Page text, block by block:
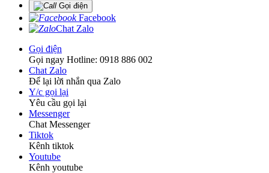
Gọi điện
Facebook
Chat Zalo
Gọi điện
Gọi ngay Hotline: 0918 886 002
Chat Zalo
Để lại lời nhắn qua Zalo
Y/c gọi lại
Yêu cầu gọi lại
Messenger
Chat Messenger
Tiktok
Kênh tiktok
Youtube
Kênh youtube